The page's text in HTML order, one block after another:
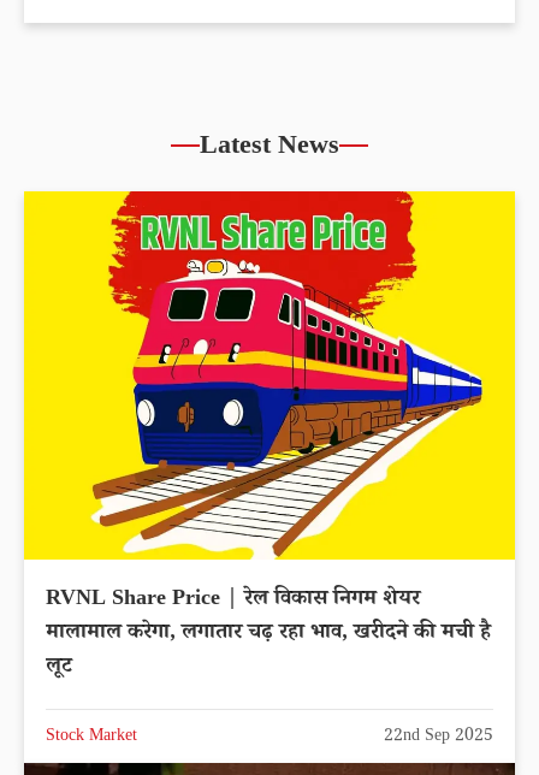
Latest News
RVNL Share Price | रेल विकास निगम शेयर
मालामाल करेगा, लगातार चढ़ रहा भाव, खरीदने की मची है
लूट
Stock Market 22nd Sep 2025